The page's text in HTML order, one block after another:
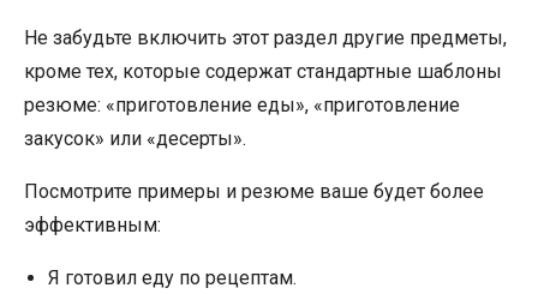
Не забудьте включить этот раздел другие предметы,
кроме тех, которые содержат стандартные шаблоны
резюме: «приготовление еды», «приготовление
закусок» или «десерты».
Посмотрите примеры и резюме ваше будет более
эффективным:
Я готовил еду по рецептам.